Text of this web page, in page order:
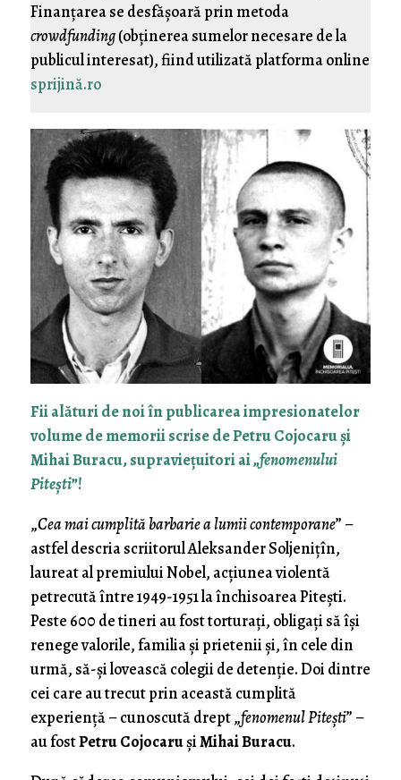
Finanţarea se desfăşoară prin metoda
crowdfunding(obţinerea sumelor necesare de la
publicul interesat), fiind utilizată platforma online
sprijină.ro
Fii alături de noi în publicarea impresionatelor
volume de memorii scrise de Petru Cojocaru și
Mihai Buracu, supraviețuitori ai „fenomenului
Pitești”!
„Cea mai cumplită barbarie a lumii contemporane” –
astfel descria scriitorul Aleksander Soljenițîn,
laureat al premiului Nobel, acțiunea violentă
petrecută între 1949-1951 la închisoarea Pitești.
Peste 600 de tineri au fost torturați, obligați să își
renege valorile, familia și prietenii și, în cele din
urmă, să-și lovească colegii de detenție. Doi dintre
cei care au trecut prin această cumplită
experiență – cunoscută drept „fenomenul Pitești” –
au fostPetru CojocarușiMihai Buracu.